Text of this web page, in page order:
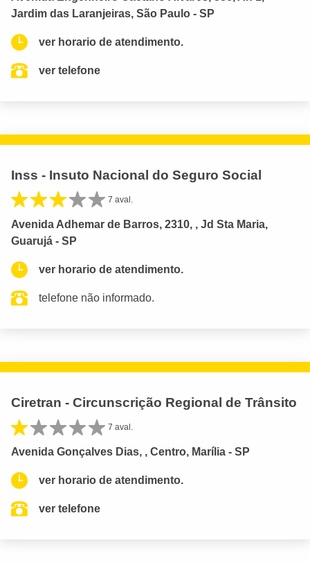
Jardim das Laranjeiras, São Paulo - SP
ver horario de atendimento.
ver telefone
Inss - Insuto Nacional do Seguro Social
7 aval.
Avenida Adhemar de Barros, 2310, , Jd Sta Maria,
Guarujá - SP
ver horario de atendimento.
telefone não informado.
Ciretran - Circunscrição Regional de Trânsito
7 aval.
Avenida Gonçalves Dias, , Centro, Marília - SP
ver horario de atendimento.
ver telefone